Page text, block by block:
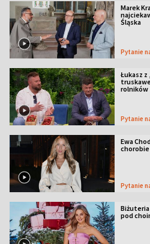
Marek
Śląska
Pytanie
Łukasz z
rolników
Pytanie
Ewa
Pytanie
Biżuteria
pod